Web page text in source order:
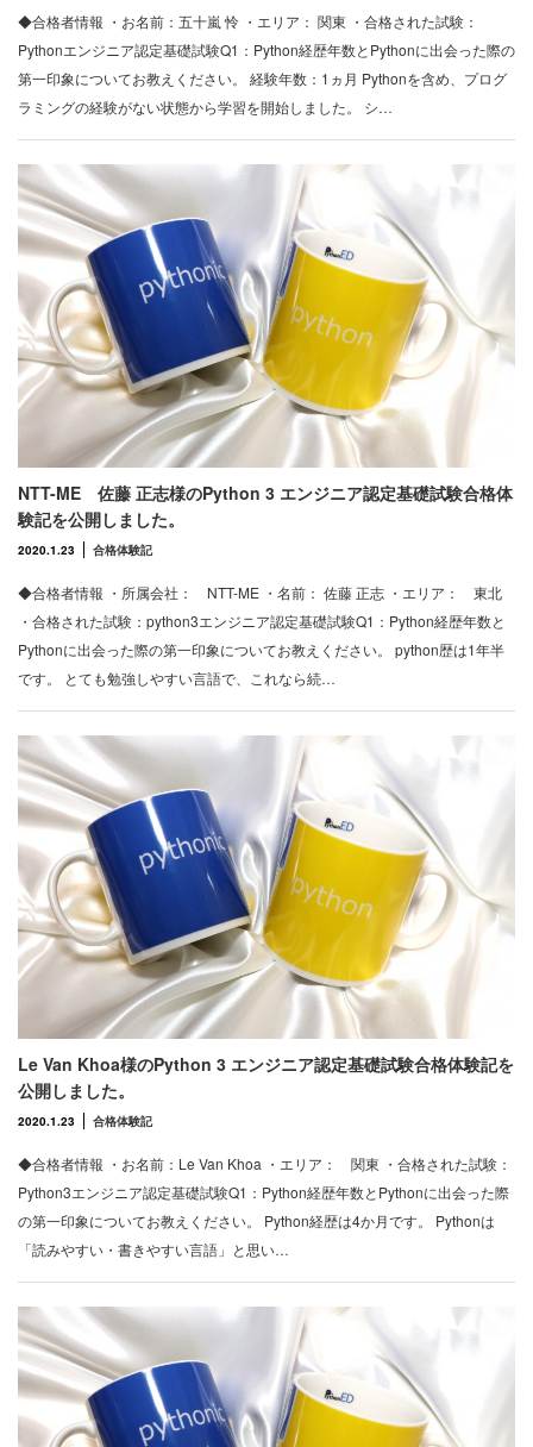
◆合格者情報 ・お名前：五十嵐 怜 ・エリア： 関東 ・合格された試験：
Pythonエンジニア認定基礎試験Q1：Python経歴年数とPythonに出会った際の
第一印象についてお教えください。 経験年数：1ヵ月 Pythonを含め、プログ
ラミングの経験がない状態から学習を開始しました。 シ…
NTT-ME 佐藤 正志様のPython 3 エンジニア認定基礎試験合格体
験記を公開しました。
2020.1.23 合格体験記
◆合格者情報 ・所属会社： NTT-ME ・名前： 佐藤 正志 ・エリア： 東北
・合格された試験：python3エンジニア認定基礎試験Q1：Python経歴年数と
Pythonに出会った際の第一印象についてお教えください。 python歴は1年半
です。 とても勉強しやすい言語で、これなら続…
Le Van Khoa様のPython 3 エンジニア認定基礎試験合格体験記を
公開しました。
2020.1.23 合格体験記
◆合格者情報 ・お名前：Le Van Khoa ・エリア： 関東 ・合格された試験：
Python3エンジニア認定基礎試験Q1：Python経歴年数とPythonに出会った際
の第一印象についてお教えください。 Python経歴は4か月です。 Pythonは
「読みやすい・書きやすい言語」と思い…